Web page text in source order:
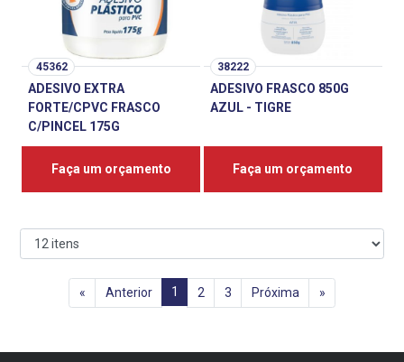
45362
ADESIVO EXTRA
FORTE/CPVC FRASCO
C/PINCEL 175G
Faça um orçamento
38222
ADESIVO FRASCO 850G
AZUL - TIGRE
Faça um orçamento
« Anterior 1 2 3 Próxima »